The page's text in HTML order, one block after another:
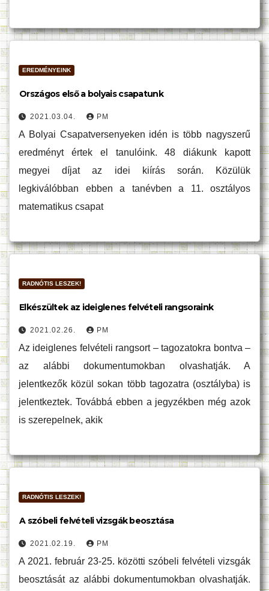
EREDMÉNYEINK
Országos első a bolyais csapatunk
2021.03.04. PM
A Bolyai Csapatversenyeken idén is több nagyszerű
eredményt értek el tanulóink. 48 diákunk kapott
megyei díjat az idei kiírás során. Közülük
legkiválóbban ebben a tanévben a 11. osztályos
matematikus csapat
RADNÓTIS LESZEK!
Elkészültek az ideiglenes felvételi rangsoraink
2021.02.26. PM
Az ideiglenes felvételi rangsort – tagozatokra bontva –
az alábbi dokumentumokban olvashatják. A
jelentkezők közül sokan több tagozatra (osztályba) is
jelentkeztek. Továbbá ebben a jegyzékben még azok
is szerepelnek, akik
RADNÓTIS LESZEK!
A szóbeli felvételi vizsgák beosztása
2021.02.19. PM
A 2021. február 23-25. közötti szóbeli felvételi vizsgák
beosztását az alábbi dokumentumokban olvashatják.